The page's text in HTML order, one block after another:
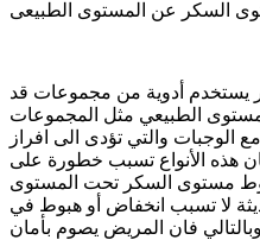
يستخدم أدوية من مجموعات قد
الطبيعي مثل المجموعات
الوجبات والتي تؤدى الى افراز
هذه الأنواع تسبب خطورة على
مستوى السكر تحت المستوى
لا تسبب انخفاض أو هبوط في